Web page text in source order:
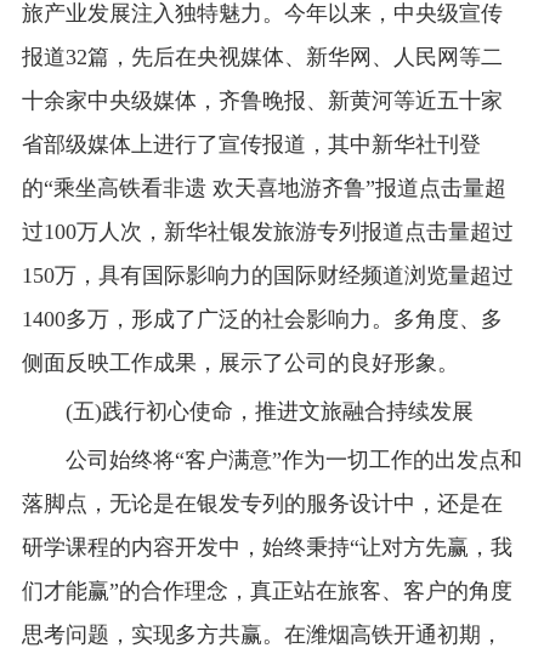
旅产业发展注入独特魅力。今年以来，中央级宣传
报道32篇，先后在央视媒体、新华网、人民网等二
十余家中央级媒体，齐鲁晚报、新黄河等近五十家
省部级媒体上进行了宣传报道，其中新华社刊登
的“乘坐高铁看非遗 欢天喜地游齐鲁”报道点击量超
过100万人次，新华社银发旅游专列报道点击量超过
150万，具有国际影响力的国际财经频道浏览量超过
1400多万，形成了广泛的社会影响力。多角度、多
侧面反映工作成果，展示了公司的良好形象。
(五)践行初心使命，推进文旅融合持续发展
公司始终将“客户满意”作为一切工作的出发点和
落脚点，无论是在银发专列的服务设计中，还是在
研学课程的内容开发中，始终秉持“让对方先赢，我
们才能赢”的合作理念，真正站在旅客、客户的角度
思考问题，实现多方共赢。在潍烟高铁开通初期，